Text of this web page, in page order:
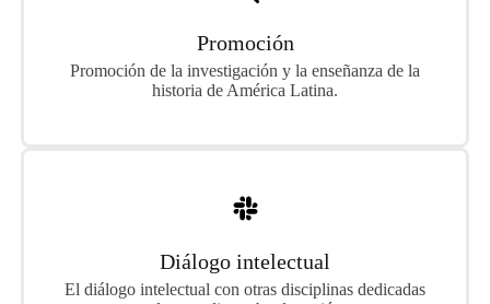
Promoción
Promoción de la investigación y la enseñanza de la
historia de América Latina.
Diálogo intelectual
El diálogo intelectual con otras disciplinas dedicadas